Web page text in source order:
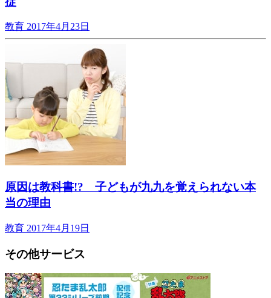
教育 2017年4月23日
原因は教科書!? 子どもが九九を覚えられない本
当の理由
教育 2017年4月19日
その他サービス